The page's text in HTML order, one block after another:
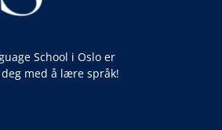
School i Oslo er
med å lære språk!